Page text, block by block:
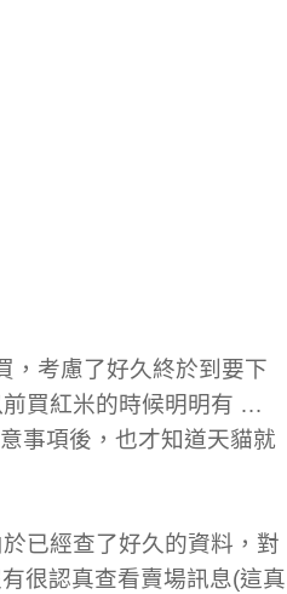
，考慮了好久終於到要下
買紅米的時候明明有 …
事項後，也才知道天貓就
已經查了好久的資料，對
很認真查看賣場訊息(這真